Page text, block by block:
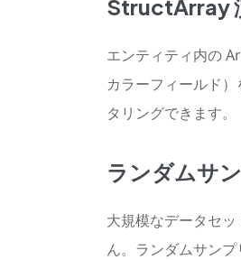
StructArray
エンティティ内の
カラーフィールド
タリングできます。
ランダムサ
大規模なデータセ
ん。ランダムサン